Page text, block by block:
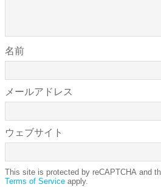
名前
メールアドレス
ウェブサイト
This site is protected by reCAPTCHA and
Terms of Service apply.